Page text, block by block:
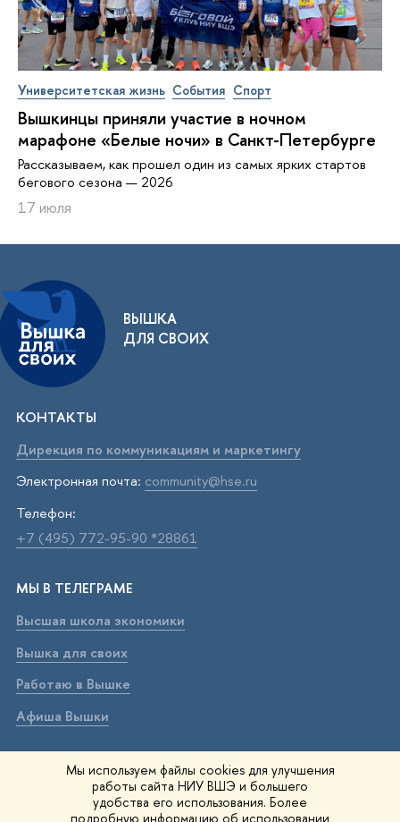
Мы используем файлы cookies для улучшения
работы сайта НИУ ВШЭ и большего
удобства его использования. Более
подробную информацию об использовании
Университетская жизнь События Спорт
Вышкинцы приняли участие в ночном
марафоне «Белые ночи» в Санкт-Петербурге
Рассказываем, как прошел один из самых ярких стартов
бегового сезона — 2026
17 июля
ВЫШКА
ДЛЯ СВОИХ
КОНТАКТЫ
Дирекция по коммуникациям и маркетингу
Электронная почта: community@hse.ru
Телефон:
+7 (495) 772-95-90 *28861
МЫ В ТЕЛЕГРАМЕ
Высшая школа экономики
Вышка для своих
Работаю в Вышке
Афиша Вышки
ВЫШКА В МАХ
Высшая школа экономики